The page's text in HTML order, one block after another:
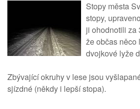
Stopy města
stopy,
ji ohodnotili za
že občas něco
dvojkové lyže
Zbývající okruhy v lese jsou
sjízdné (někdy i lepší stopa).